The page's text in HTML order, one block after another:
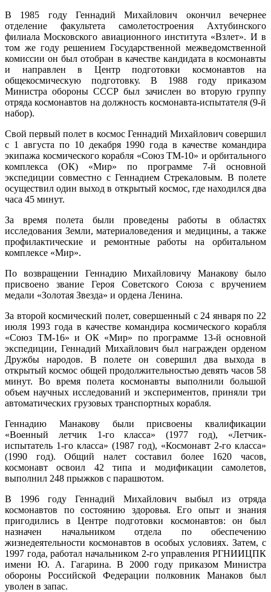
В 1985 году Геннадий Михайлович окончил вечернее
отделение факультета самолетостроения Ахтубинского
филиала Московского авиационного института «Взлет». И в
том же году решением Государственной межведомственной
комиссии он был отобран в качестве кандидата в космонавты
и направлен в Центр подготовки космонавтов на
общекосмическую подготовку. В 1988 году приказом
Министра обороны СССР был зачислен во вторую группу
отряда космонавтов на должность космонавта-испытателя (9-й
набор).
Свой первый полет в космос Геннадий Михайлович совершил
с 1 августа по 10 декабря 1990 года в качестве командира
экипажа космического корабля «Союз ТМ-10» и орбитального
комплекса (ОК) «Мир» по программе 7-й основной
экспедиции совместно с Геннадием Стрекаловым. В полете
осуществил один выход в открытый космос, где находился два
часа 45 минут.
За время полета были проведены работы в областях
исследования Земли, материаловедения и медицины, а также
профилактические и ремонтные работы на орбитальном
комплексе «Мир».
По возвращении Геннадию Михайловичу Манакову было
присвоено звание Героя Советского Союза с вручением
медали «Золотая Звезда» и ордена Ленина.
За второй космический полет, совершенный с 24 января по 22
июля 1993 года в качестве командира космического корабля
«Союз ТМ-16» и ОК «Мир» по программе 13-й основной
экспедиции, Геннадий Михайлович был награжден орденом
Дружбы народов. В полете он совершил два выхода в
открытый космос общей продолжительностью девять часов 58
минут. Во время полета космонавты выполнили большой
объем научных исследований и экспериментов, приняли три
автоматических грузовых транспортных корабля.
Геннадию Манакову были присвоены квалификации
«Военный летчик 1-го класса» (1977 год), «Летчик-
испытатель 1-го класса» (1987 год), «Космонавт 2-го класса»
(1990 год). Общий налет составил более 1620 часов,
космонавт освоил 42 типа и модификации самолетов,
выполнил 248 прыжков с парашютом.
В 1996 году Геннадий Михайлович выбыл из отряда
космонавтов по состоянию здоровья. Его опыт и знания
пригодились в Центре подготовки космонавтов: он был
назначен начальником отдела по обеспечению
жизнедеятельности космонавтов в особых условиях. Затем, с
1997 года, работал начальником 2-го управления РГНИИЦПК
имени Ю. А. Гагарина. В 2000 году приказом Министра
обороны Российской Федерации полковник Манаков был
уволен в запас.